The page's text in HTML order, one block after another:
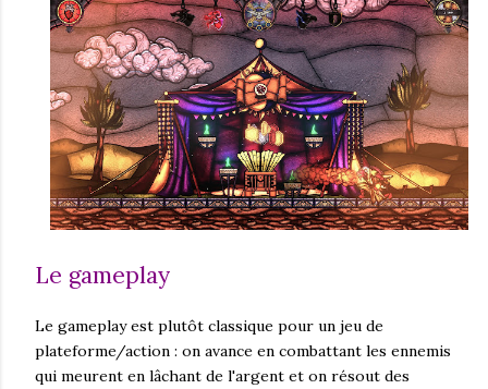
Le gameplay
Le gameplay est plutôt classique pour un jeu de
plateforme/action : on avance en combattant les ennemis
qui meurent en lâchant de l'argent et on résout des